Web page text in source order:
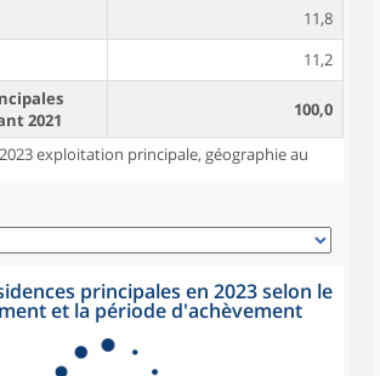
11,8
11,2
2021
100,0
exploitation principale, géographie au
principales en 2023 selon le
et la période d'achèvement